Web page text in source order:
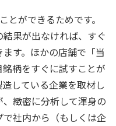
とができるためです。
果が出なければ、すぐ
す。ほかの店舗で「当
柄をすぐに試すことが
している企業を取材し
緻密に分析して渾身の
社内から（もしくは企